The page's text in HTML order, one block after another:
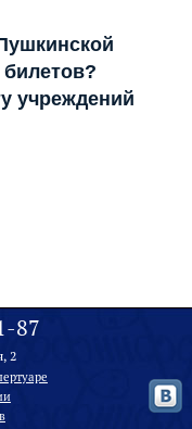
учреждений
87
2